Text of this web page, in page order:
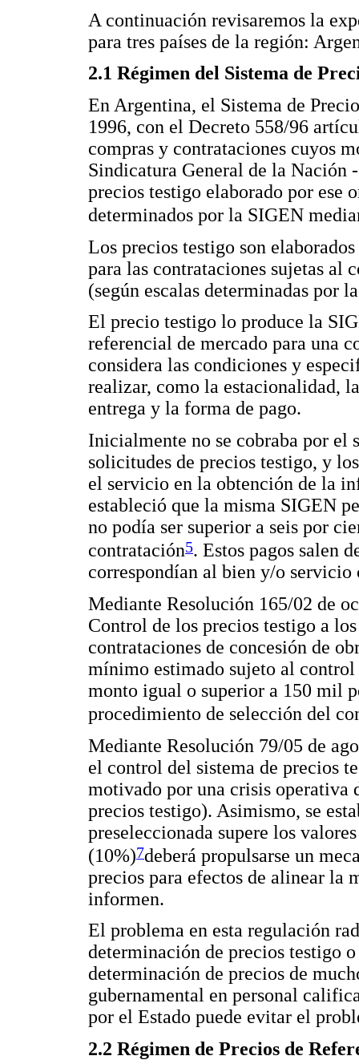
A continuación revisaremos la
para tres países de la región:
2.1 Régimen del Sistema de
En Argentina, el Sistema de
1996, con el Decreto 558/96
compras y contrataciones cuyos
Sindicatura General de la Nación
precios testigo elaborado por ese
determinados por la SIGEN
Los precios testigo son
para las contrataciones sujetas al
(según escalas determinadas por
El precio testigo lo produce la
referencial de mercado para una
considera las condiciones y
realizar, como la estacionalidad,
entrega y la forma de pago.
Inicialmente no se cobraba por el
solicitudes de precios testigo, y
el servicio en la obtención de la
estableció que la misma SIGEN
no podía ser superior a seis por
contratación5. Estos pagos salen
correspondían al bien y/o
Mediante Resolución 165/02 de
Control de los precios testigo a
contrataciones de concesión de
mínimo estimado sujeto al control
monto igual o superior a 150 mil
procedimiento de selección del
Mediante Resolución 79/05 de
el control del sistema de precios
motivado por una crisis operativa
precios testigo). Asimismo, se
preseleccionada supere los
(10%)7deberá propulsarse un
precios para efectos de alinear la
informen.
El problema en esta regulación
determinación de precios testigo
determinación de precios de
gubernamental en personal
por el Estado puede evitar el
2.2 Régimen de Precios de